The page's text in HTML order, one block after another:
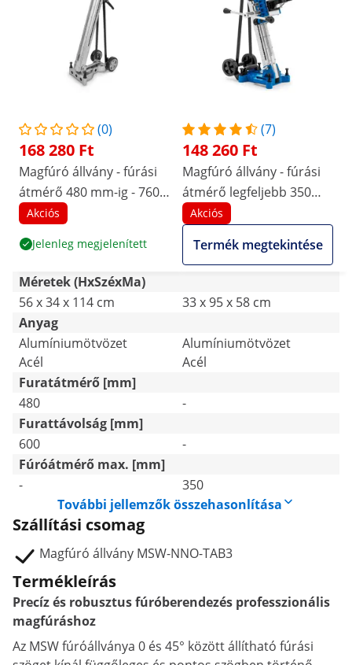
(0)
168 280 Ft
Magfúró állvány - fúrási
átmérő 480 mm-ig - 760
mm löket
Akciós
Jelenleg megjelenített
(7)
148 260 Ft
Magfúró állvány - fúrási
átmérő legfeljebb 350
mm
Akciós
Termék megtekintése
Méretek (HxSzéxMa)
56 x 34 x 114 cm
33 x 95 x 58 cm
Anyag
Alumíniumötvözet
Acél
Alumíniumötvözet
Acél
Furatátmérő [mm]
480
-
Furattávolság [mm]
600
-
Fúróátmérő max. [mm]
-
350
További jellemzők összehasonlítása
Szállítási csomag
Magfúró állvány MSW-NNO-TAB3
Termékleírás
Precíz és robusztus fúróberendezés professzionális
magfúráshoz
Az MSW fúróállványa 0 és 45° között állítható fúrási